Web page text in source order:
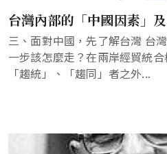
台灣內部的「中國因素」及
三、面對中國，先了解台灣 台
一步該怎麼走？在兩岸經貿統
「趨統」、「趨同」者之外...